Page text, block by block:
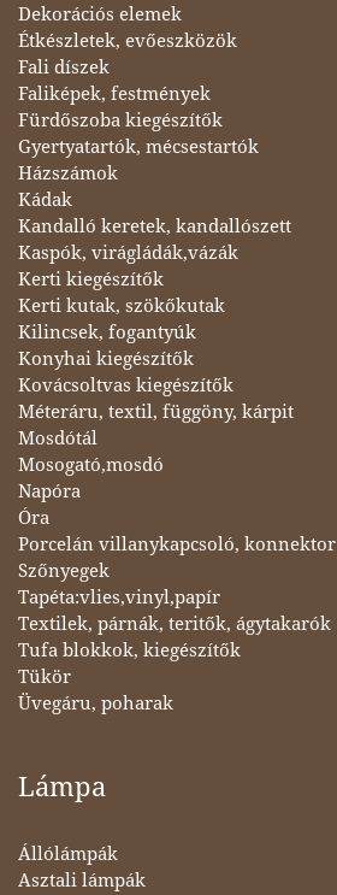
Dekorációs elemek
Étkészletek, evőeszközök
Fali díszek
Faliképek, festmények
Fürdőszoba kiegészítők
Gyertyatartók, mécsestartók
Házszámok
Kádak
Kandalló keretek, kandallószett
Kaspók, virágládák,vázák
Kerti kiegészítők
Kerti kutak, szökőkutak
Kilincsek, fogantyúk
Konyhai kiegészítők
Kovácsoltvas kiegészítők
Méteráru, textil, függöny, kárpit
Mosdótál
Mosogató,mosdó
Napóra
Óra
Porcelán villanykapcsoló, konnektor
Szőnyegek
Tapéta:vlies,vinyl,papír
Textilek, párnák, teritők, ágytakarók
Tufa blokkok, kiegészítők
Tükör
Üvegáru, poharak
Lámpa
Állólámpák
Asztali lámpák